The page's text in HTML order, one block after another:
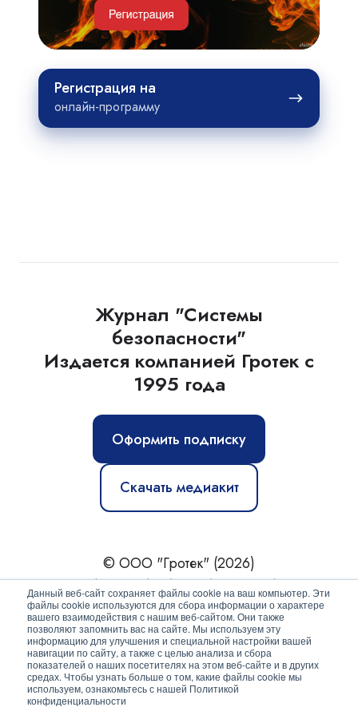
Данный веб-сайт сохраняет файлы cookie на ваш компьютер. Эти
файлы cookie используются для сбора информации о характере
вашего взаимодействия с нашим веб-сайтом. Они также
позволяют запомнить вас на сайте. Мы используем эту
информацию для улучшения и специальной настройки вашей
навигации по сайту, а также с целью анализа и сбора
показателей о наших посетителях на этом веб-сайте и в других
средах. Чтобы узнать больше о том, какие файлы cookie мы
используем, ознакомьтесь с нашей Политикой
конфиденциальности
Регистрация на
онлайн-программу
Регистрация
Журнал "Системы
безопасности"
Издается компанией Гротек с
1995 года
Оформить подписку
Скачать медиакит
© ООО "Гротек" (2026)
Новости|Статьи|Обзоры|Журнал|О нас
Политика конфиденциальности
Согласие на обработку персональных данных